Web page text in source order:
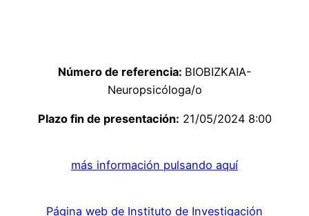
Número de referencia: BIOBIZKAIA-
Neuropsicóloga/o
Plazo fin de presentación: 21/05/2024 8:00
más información pulsando aquí
Página web de Instituto de Investigación